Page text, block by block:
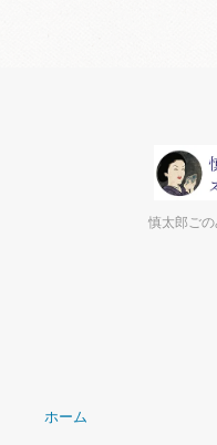
慎太郎ご
ホーム